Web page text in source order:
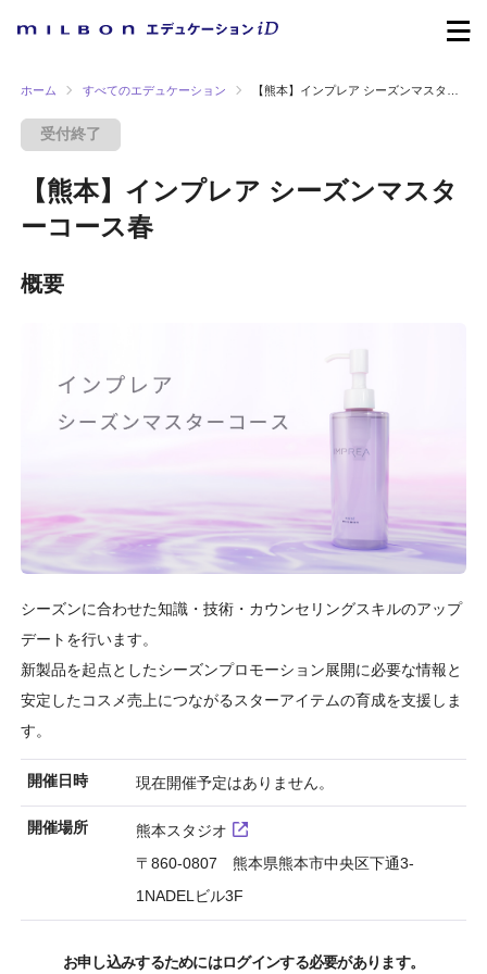
ホーム すべてのエデュケーション 【熊本】インプレア シーズンマスターコース春
受付終了
【熊本】インプレア シーズンマスタ
ーコース春
概要
シーズンに合わせた知識・技術・カウンセリングスキルのアップ
デートを行います。
新製品を起点としたシーズンプロモーション展開に必要な情報と
安定したコスメ売上につながるスターアイテムの育成を支援しま
す。
開催日時 現在開催予定はありません。
開催場所
熊本スタジオ
〒860-0807 熊本県熊本市中央区下通3-
1NADELビル3F
お申し込みするためにはログインする必要があります。